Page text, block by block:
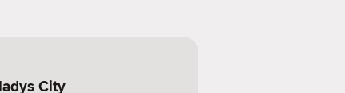
City